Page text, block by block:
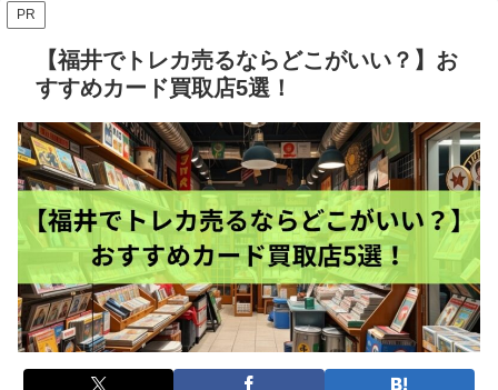
PR
【福井でトレカ売るならどこがいい？】お
すすめカード買取店5選！